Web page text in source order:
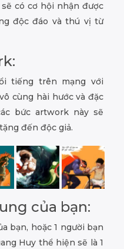
sẽ có cơ hội nhận được
độc đáo và thú vị từ
tiếng trên mạng với
cùng hài hước và đặc
bức artwork này sẽ
đến độc giả.
của bạn:
bạn, hoặc 1 người bạn
Huy thể hiện sẽ là 1